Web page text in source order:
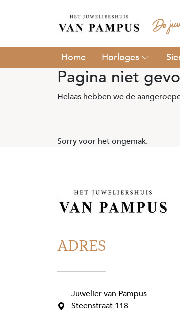
Horloges
Pagina niet
Helaas hebben we de
Sorry voor het ongemak.
ADRES
Juwelier van Pampus
Steenstraat 118